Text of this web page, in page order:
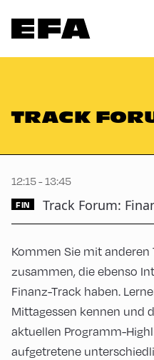
TRACK
12:15 - 13:45
FIN Track Forum:
Kommen Sie mit anderen
zusammen, die ebenso
Finanz-Track haben.
Mittagessen kennen und
aktuellen Programm-
aufgetretene